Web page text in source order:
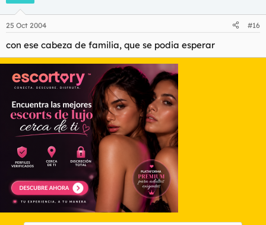
25 Oct 2004 #16
con ese cabeza de familia, que se podia esperar